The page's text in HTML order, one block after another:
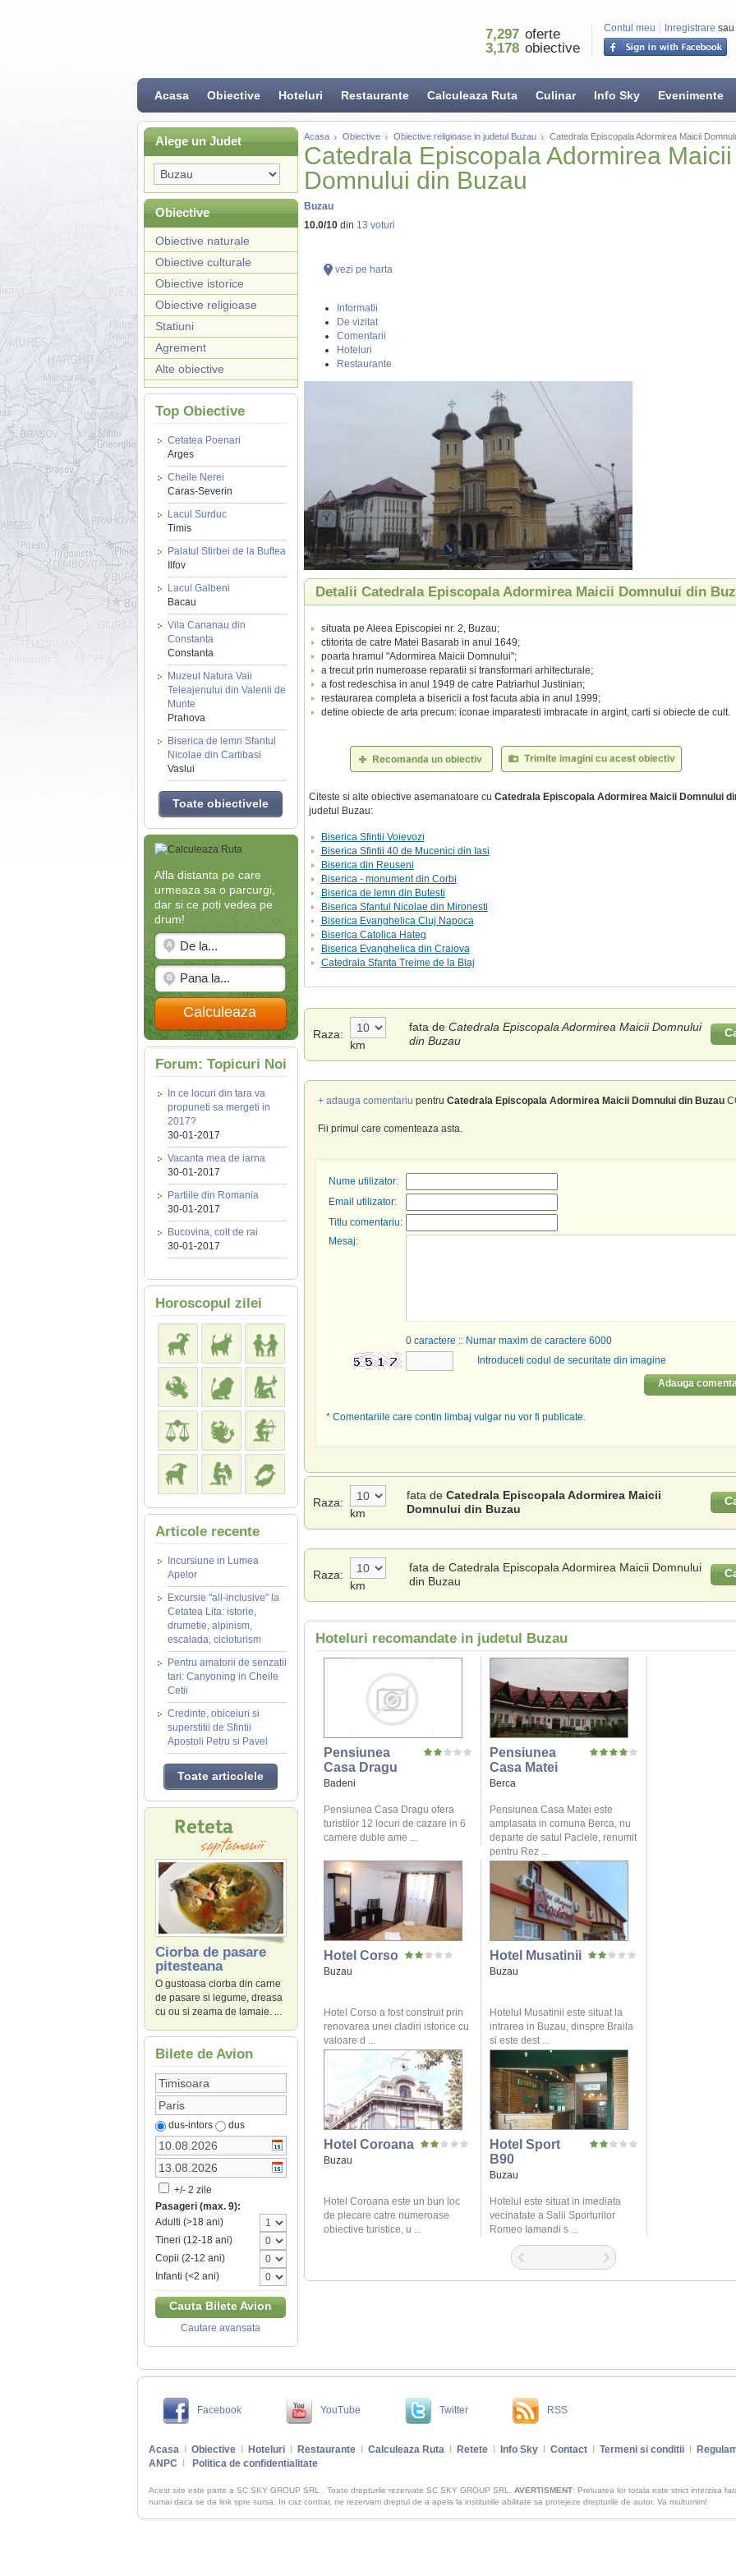
Contul meu Inregistrare sau
7,297 oferte
3,178 obiective
Acasa Obiective Hoteluri Restaurante Calculeaza Ruta Culinar Info Sky Evenimente
Alege un Judet
Obiective
Obiective naturale
Obiective culturale
Obiective istorice
Obiective religioase
Statiuni
Agrement
Alte obiective
Top Obiective
Cetatea Poenari
Arges
Cheile Nerei
Caras-Severin
Lacul Surduc
Timis
Palatul Stirbei de la Buftea
Ilfov
Lacul Galbeni
Bacau
Vila Cananau din
Constanta
Constanta
Muzeul Natura Vaii
Teleajenului din Valenii de
Munte
Prahova
Biserica de lemn Sfantul
Nicolae din Cartibasi
Vaslui
Toate obiectivele
Afla distanta pe care
urmeaza sa o parcurgi,
dar si ce poti vedea pe
drum!
Calculeaza
Forum: Topicuri Noi
In ce locuri din tara va
propuneti sa mergeti in
2017?
30-01-2017
Vacanta mea de iarna
30-01-2017
Partiile din Romania
30-01-2017
Bucovina, colt de rai
30-01-2017
Horoscopul zilei
Articole recente
Incursiune in Lumea
Apelor
Excursie "all-inclusive" la
Cetatea Lita: istorie,
drumetie, alpinism,
escalada, cicloturism
Pentru amatorii de senzatii
tari: Canyoning in Cheile
Cetii
Credinte, obiceiuri si
superstitii de Sfintii
Apostoli Petru si Pavel
Toate articolele
Ciorba de pasare
pitesteana
O gustoasa ciorba din carne
de pasare si legume, dreasa
cu ou si zeama de lamaie. ...
Bilete de Avion
dus-intors dus
+/- 2 zile
Pasageri (max. 9):
Adulti (>18 ani)
Tineri (12-18 ani)
Copii (2-12 ani)
Infanti (<2 ani)
Cauta Bilete Avion
Cautare avansata
Acasa Obiective Obiective religioase in judetul Buzau Catedrala Episcopala Adormirea Maicii
Catedrala Episcopala Adormirea Maicii
Domnului din Buzau
Buzau
10.0/10din 13 voturi
vezi pe harta
Informatii
De vizitat
Comentarii
Hoteluri
Restaurante
Detalii Catedrala Episcopala Adormirea Maicii Domnului din
situata pe Aleea Episcopiei nr. 2, Buzau;
ctitorita de catre Matei Basarab in anul 1649;
poarta hramul "Adormirea Maicii Domnului";
a trecut prin numeroase reparatii si transformari arhitecturale;
a fost redeschisa in anul 1949 de catre Patriarhul Justinian;
restaurarea completa a bisericii a fost facuta abia in anul 1999;
detine obiecte de arta precum: iconae imparatesti imbracate in argint, carti si obiecte de cult.
Citeste si alte obiective asemanatoare cu Catedrala Episcopala Adormirea Maicii Domnului
judetul Buzau:
Biserica Sfintii Voievozi
Biserica Sfintii 40 de Mucenici din Iasi
Biserica din Reuseni
Biserica - monument din Corbi
Biserica de lemn din Butesti
Biserica Sfantul Nicolae din Mironesti
Biserica Evanghelica Cluj Napoca
Biserica Catolica Hateg
Biserica Evanghelica din Craiova
Catedrala Sfanta Treime de la Blaj
Raza:
km
fata de Catedrala Episcopala Adormirea Maicii Domnului
din Buzau
+ adauga comentariu pentru Catedrala Episcopala Adormirea Maicii Domnului din Buzau
Fii primul care comenteaza asta.
Nume utilizator:
Email utilizator:
Titlu comentariu:
Mesaj:
0caractere :: Numar maxim de caractere 6000
Introduceti codul de securitate din imagine
Adauga
* Comentariile care contin limbaj vulgar nu vor fi publicate.
Raza:
km
fata de Catedrala Episcopala Adormirea Maicii
Domnului din Buzau
Raza:
km
fata de Catedrala Episcopala Adormirea Maicii Domnului
din Buzau
Hoteluri recomandate in judetul Buzau
Pensiunea
Casa Dragu
Badeni
Pensiunea Casa Dragu ofera
turistilor 12 locuri de cazare in 6
camere duble ame ...
Pensiunea
Casa Matei
Berca
Pensiunea Casa Matei este
amplasata in comuna Berca, nu
departe de satul Paclele, renumit
pentru Rez ...
Hotel Corso
Buzau
Hotel Corso a fost construit prin
renovarea unei cladiri istorice cu
valoare d ...
Hotel Musatinii
Buzau
Hotelul Musatinii este situat la
intrarea in Buzau, dinspre Braila
si este dest ...
Hotel Coroana
Buzau
Hotel Coroana este un bun loc
de plecare catre numeroase
obiective turistice, u ...
Hotel Sport
B90
Buzau
Hotelul este situat in imediata
vecinatate a Salii Sporturilor
Romeo Iamandi s ...
Facebook YouTube Twitter RSS
AcasaI ObiectiveI HoteluriI RestauranteI Calculeaza RutaI ReteteI Info SkyI ContactI Termeni si conditiiI
ANPC
Politica de confidentialitate
Acest site este parte a SC SKY GROUP SRL . Toate drepturile rezervate SC SKY GROUP SRL. AVERTISMENT: Preluarea lor totala este strict interzisa
numai daca se da link spre sursa. In caz contrar, ne rezervam dreptul de a apela la institutiile abilitate sa protejeze drepturile de autor. Va multumim!